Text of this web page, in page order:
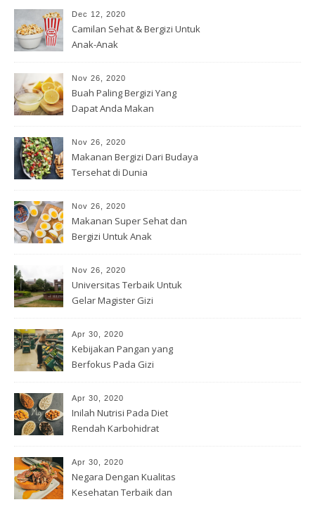
Dec 12, 2020
Camilan Sehat & Bergizi Untuk
Anak-Anak
Nov 26, 2020
Buah Paling Bergizi Yang
Dapat Anda Makan
Nov 26, 2020
Makanan Bergizi Dari Budaya
Tersehat di Dunia
Nov 26, 2020
Makanan Super Sehat dan
Bergizi Untuk Anak
Nov 26, 2020
Universitas Terbaik Untuk
Gelar Magister Gizi
Apr 30, 2020
Kebijakan Pangan yang
Berfokus Pada Gizi
Apr 30, 2020
Inilah Nutrisi Pada Diet
Rendah Karbohidrat
Apr 30, 2020
Negara Dengan Kualitas
Kesehatan Terbaik dan